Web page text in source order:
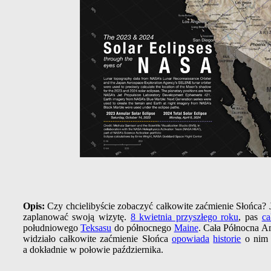
Opis:Czy chcielibyście zobaczyć całkowite zaćmienie
zaplanować swoją wizytę. 8 kwietnia przyszłego roku, pas
południowegoTeksasu do północnego Maine. Cała Północna
widziało całkowite zaćmienie Słońcaopowiada historie o nim
a dokładnie w połowie października.